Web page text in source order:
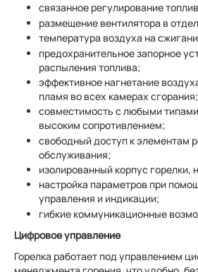
связанное регулирование
размещение вентилятора в
температура воздуха на
предохранительное запорное
распыления топлива;
эффективное нагнетание
пламя во всех камерах сгорания;
совместимость с любыми
высоким сопротивлением;
свободный доступ к элементам
обслуживания;
изолированный корпус горелки,
настройка параметров при
управления и индикации;
гибкие коммуникационные
Цифровое управление
Горелка работает под управлением